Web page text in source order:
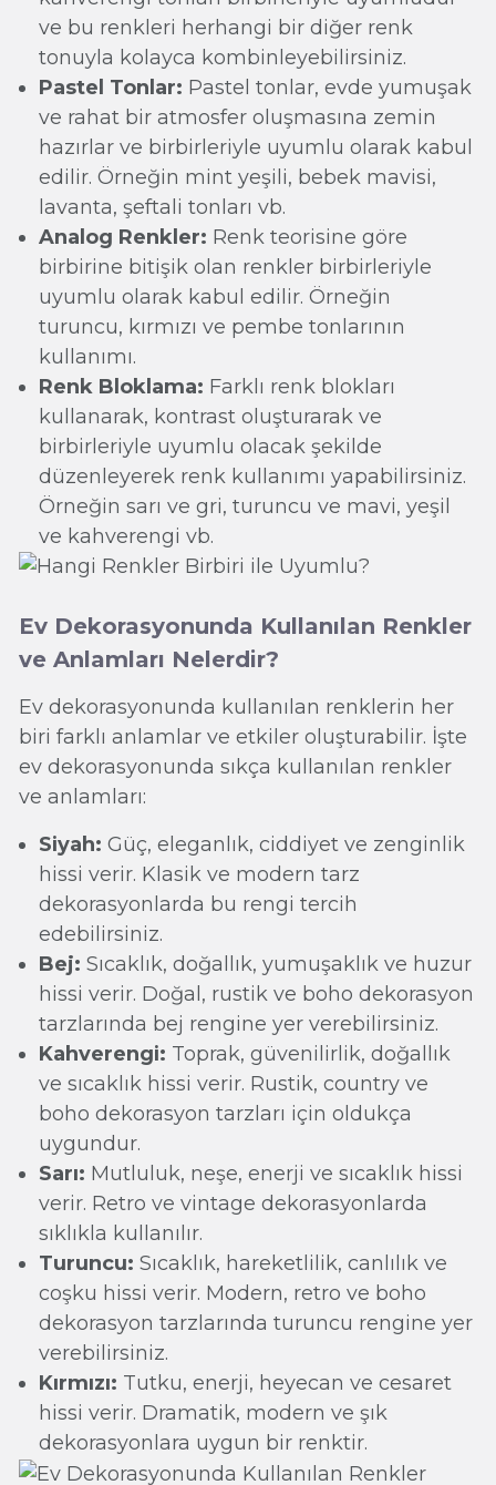
ve bu renkleri herhangi bir diğer renk
tonuyla kolayca kombinleyebilirsiniz.
Pastel Tonlar: Pastel tonlar, evde yumuşak
ve rahat bir atmosfer oluşmasına zemin
hazırlar ve birbirleriyle uyumlu olarak kabul
edilir. Örneğin mint yeşili, bebek mavisi,
lavanta, şeftali tonları vb.
Analog Renkler: Renk teorisine göre
birbirine bitişik olan renkler birbirleriyle
uyumlu olarak kabul edilir. Örneğin
turuncu, kırmızı ve pembe tonlarının
kullanımı.
Renk Bloklama: Farklı renk blokları
kullanarak, kontrast oluşturarak ve
birbirleriyle uyumlu olacak şekilde
düzenleyerek renk kullanımı yapabilirsiniz.
Örneğin sarı ve gri, turuncu ve mavi, yeşil
ve kahverengi vb.
Ev Dekorasyonunda Kullanılan Renkler
ve Anlamları Nelerdir?
Ev dekorasyonunda kullanılan renklerin her
biri farklı anlamlar ve etkiler oluşturabilir. İşte
ev dekorasyonunda sıkça kullanılan renkler
ve anlamları:
Siyah: Güç, eleganlık, ciddiyet ve zenginlik
hissi verir. Klasik ve modern tarz
dekorasyonlarda bu rengi tercih
edebilirsiniz.
Bej: Sıcaklık, doğallık, yumuşaklık ve huzur
hissi verir. Doğal, rustik ve boho dekorasyon
tarzlarında bej rengine yer verebilirsiniz.
Kahverengi: Toprak, güvenilirlik, doğallık
ve sıcaklık hissi verir. Rustik, country ve
boho dekorasyon tarzları için oldukça
uygundur.
Sarı: Mutluluk, neşe, enerji ve sıcaklık hissi
verir. Retro ve vintage dekorasyonlarda
sıklıkla kullanılır.
Turuncu: Sıcaklık, hareketlilik, canlılık ve
coşku hissi verir. Modern, retro ve boho
dekorasyon tarzlarında turuncu rengine yer
verebilirsiniz.
Kırmızı: Tutku, enerji, heyecan ve cesaret
hissi verir. Dramatik, modern ve şık
dekorasyonlara uygun bir renktir.